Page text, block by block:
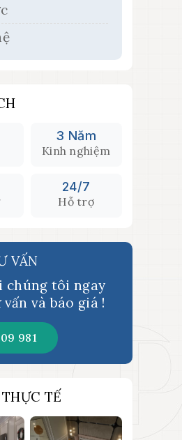
3 Năm
Kinh nghiệm
24/7
Hỗ trợ
VẤN
chúng tôi ngay
và báo giá !
981
TẾ